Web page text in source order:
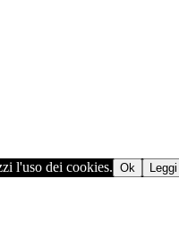
l'uso dei cookies. Ok